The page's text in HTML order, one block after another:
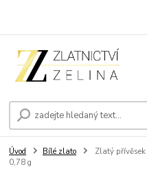
Úvod Bílé zlato
Zlatý
0,78 g